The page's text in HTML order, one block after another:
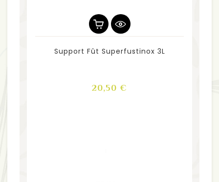
Support Fût Superfustinox 3L
20,50 €